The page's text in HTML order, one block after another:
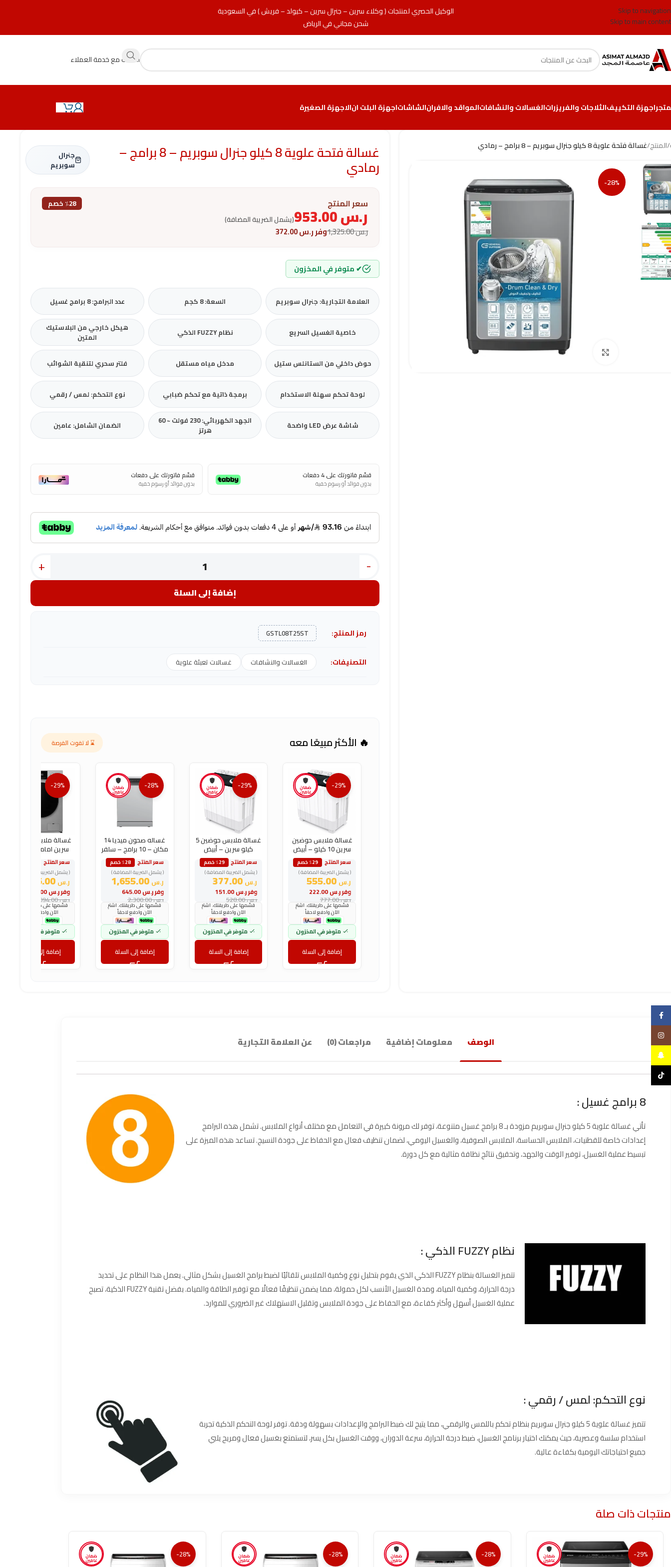
الوكيل الحصري لمنتجات ( وكلاء سرين – جنرال سرين – كيولد – فريش ) في السعودية
شحن مجاني في الرياض
Skip to navigation
Skip to main content
التحدث مع خدمة العملاء
اجهزة التكييفالثلاجات والفريزراتالغسالات والنشافاتالمواقد والافرانالشاشاتاجهزة البلت انالاجهزة الصغيرة
/المنتج/غسالة فتحة علوية 8 كيلو جنرال سوبريم – 8 برامج – رمادي
-28%
Click to enlarge
غسالة فتحة علوية 8 كيلو جنرال سوبريم – 8 برامج –
رمادي
جنرال
سوبريم
سعر المنتج ٪28 خصم
ر.س (يشمل الضريبة المضافة)
ر.س1,325.00 وفرر.س
✔ متوفر في المخزون
العلامة التجارية: جنرال سوبريم السعة: 8 كجم عدد البرامج: 8 برامج غسيل
خاصية الغسيل السريع نظام FUZZY الذكي
هيكل خارجي من البلاستيك
المتين
حوض داخلي من الستانلس ستيل مدخل مياه مستقل فلتر سحري لتنقية الشوائب
لوحة تحكم سهلة الاستخدام برمجة ذاتية مع تحكم ضبابي نوع التحكم: لمس / رقمي
شاشة عرض LED واضحة
الجهد الكهربائي: 230 فولت ~ 60
هرتز
الضمان الشامل: عامين
قسّم فاتورتك على 4 دفعات
بدون فوائد أو رسوم خفية
قسّم فاتورتك على دفعات
بدون فوائد أو رسوم خفية
-
+
إضافة إلى السلة
رمز المنتج: GSTL08T25ST
التصنيفات: الغسالات والنشافات غسالات تعبئة علوية
🔥 الأكثر مبيعًا معه ⌛ لا تفوت الفرصة
ضمان
عامين
-29%
غسالة ملابس حوضين
سرين 10 كيلو – أبيض
سعر المنتج
٪29 خصم
( يشمل الضريبة المضافة )
ر.س555.00
وفرر.س
ر.س777.00
قسّمها على طريقتك. اشترِ
الآن وادفع لاحقاً
متوفر في المخزون
إضافة إلى السلة
ضمان
عامين
-29%
غسالة ملابس حوضين 5
كيلو سرين – أبيض
سعر المنتج
٪29 خصم
( يشمل الضريبة المضافة )
ر.س377.00
وفرر.س
ر.س528.00
قسّمها على طريقتك. اشترِ
الآن وادفع لاحقاً
متوفر في المخزون
إضافة إلى السلة
ضمان
عامين
-28%
غساله صحون ميديا 14
مكان – 10 برامج – سلفر
سعر المنتج
٪28 خصم
( يشمل الضريبة المضافة )
ر.س1,655.00
وفرر.س645.00
ر.س2,300.00
قسّمها على طريقتك. اشترِ
الآن وادفع لاحقاً
متوفر في المخزون
إضافة إلى السلة
-29%
سرين امامية تنشيف
100% – فضي
سعر المنتج
( يشمل الضريبة المضافة )
ر.س1,496.00
وفرر.س598.00
ر.س2,094.00
قسّمها على طريقتك. اشترِ
الآن وادفع لاحقاً
متوفر في المخزون
إضافة إلى السلة
الوصف معلومات إضافية مراجعات (0) عن العلامة التجارية
8 برامج غسيل :
تأتي غسالة علوية 5 كيلو جنرال سوبريم مزودة بـ 8 برامج غسيل متنوعة، توفر لك مرونة كبيرة في التعامل مع مختلف أنواع الملابس. تشمل هذه البرامج
إعدادات خاصة للقطنيات، الملابس الحساسة، الملابس الصوفية، والغسيل اليومي، لضمان تنظيف فعال مع الحفاظ على جودة النسيج. تساعد هذه الميزة على
تبسيط عملية الغسيل، توفير الوقت والجهد، وتحقيق نتائج نظافة مثالية مع كل دورة.
نظام FUZZY الذكي :
تتميز الغسالة بنظام FUZZY الذكي الذي يقوم بتحليل نوع وكمية الملابس تلقائيًا لضبط برامج الغسيل بشكل مثالي. يعمل هذا النظام على تحديد
درجة الحرارة، وكمية المياه، ومدة الغسيل الأنسب لكل حمولة، مما يضمن تنظيفًا فعالًا مع توفير الطاقة والمياه. بفضل تقنية FUZZY الذكية، تصبح
عملية الغسيل أسهل وأكثر كفاءة، مع الحفاظ على جودة الملابس وتقليل الاستهلاك غير الضروري للموارد.
نوع التحكم: لمس / رقمي :
تتميز غسالة علوية 5 كيلو جنرال سوبريم بنظام تحكم باللمس والرقمي، مما يتيح لك ضبط البرامج والإعدادات بسهولة ودقة. توفر لوحة التحكم الذكية تجربة
استخدام سلسة وعصرية، حيث يمكنك اختيار برنامج الغسيل، ضبط درجة الحرارة، سرعة الدوران، ووقت الغسيل بكل يسر، لتستمتع بغسيل فعال ومريح يلبي
جميع احتياجاتك اليومية بكفاءة عالية.
منتجات ذات صلة
ضمان
عامين
-29% ضمان
عامين
-28% ضمان
عامين
-28% ضمان
عامين
-28%
TikTok